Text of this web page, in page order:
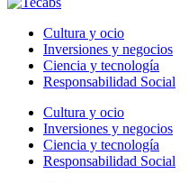
Cultura y ocio
Inversiones y negocios
Ciencia y tecnología
Responsabilidad Social
Cultura y ocio
Inversiones y negocios
Ciencia y tecnología
Responsabilidad Social